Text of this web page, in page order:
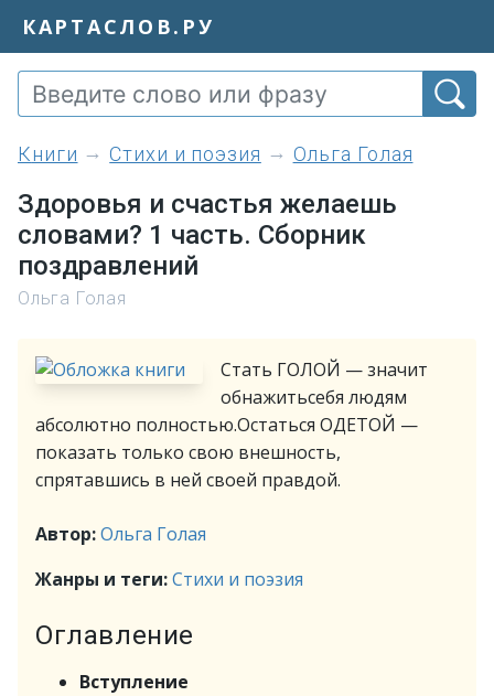
КАРТАСЛОВ.РУ
книги Стихи и поэзия Ольга Голая
Здоровья и счастья желаешь
словами? 1 часть. Сборник
поздравлений
Ольга Голая
Стать ГОЛОЙ — значит
обнажитьсебя людям
абсолютно полностью.Остаться ОДЕТОЙ —
показать только свою внешность,
спрятавшись в ней своей правдой.
Автор:Ольга Голая
Жанры и теги:Стихи и поэзия
Оглавление
Вступление